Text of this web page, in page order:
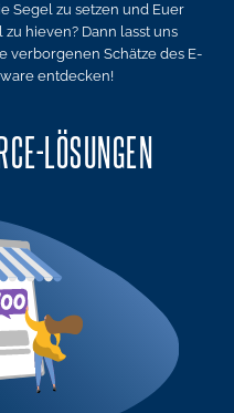
Segel zu setzen und Euer
hieven? Dann lasst uns
verborgenen Schätze des E-
entdecken!
LÖSUNGEN